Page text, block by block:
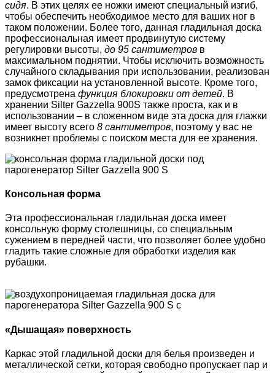
сидя. В этих целях ее ножки имеют специальный изгиб,
чтобы обеспечить необходимое место для ваших ног в
таком положении. Более того, данная гладильная доска
профессиональная имеет продвинутую систему
регулировки высоты, до 95 сантиметров в
максимальном поднятии. Чтобы исключить возможность
случайного складывания при использовании, реализован
замок фиксации на установленной высоте. Кроме того,
предусмотрена функция блокировки от детей. В
хранении Silter Gazzella 900S также проста, как и в
использовании – в сложенном виде эта доска для глажки
имеет высоту всего 8 сантиметров, поэтому у вас не
возникнет проблемы с поиском места для ее хранения.
Консольная форма
Эта профессиональная гладильная доска имеет
консольную форму столешницы, со специальным
сужением в передней части, что позволяет более удобно
гладить такие сложные для обработки изделия как
рубашки.
«Дышащая» поверхность
Каркас этой гладильной доски для белья произведен и
металлической сетки, которая свободно пропускает пар и